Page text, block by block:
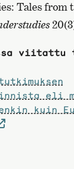
Tales from
viitattu
eli
kuin